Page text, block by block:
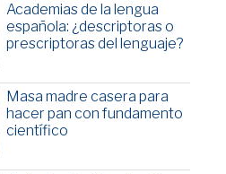
Academias de la lengua
española: ¿descriptoras o
prescriptoras del lenguaje?
Masa madre casera para
hacer pan con fundamento
científico